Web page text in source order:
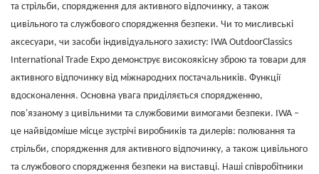
та стрільби, спорядження для активного відпочинку, а також
цивільного та службового спорядження безпеки. Чи то мисливські
аксесуари, чи засоби індивідуального захисту: IWA OutdoorClassics
International Trade Expo демонструє високоякісну зброю та товари для
активного відпочинку від міжнародних постачальників. Функції
вдосконалення. Основна увага приділяється спорядженню,
пов'язаному з цивільними та службовими вимогами безпеки. IWA –
це найвідоміше місце зустрічі виробників та дилерів: полювання та
стрільби, спорядження для активного відпочинку, а також цивільного
та службового спорядження безпеки на виставці. Наші співробітники